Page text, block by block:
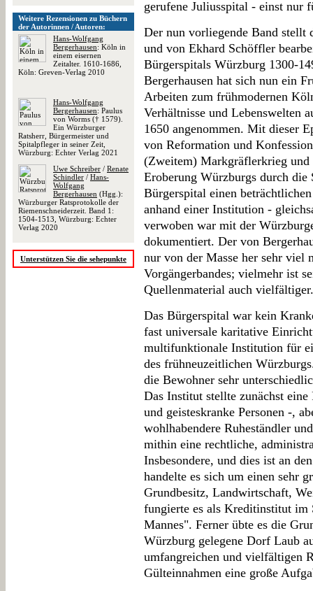
Weitere Rezensionen zu Büchern
der Autorinnen / Autoren:
Hans-Wolfgang
Bergerhausen: Köln in
einem eisernen
Zeitalter. 1610-1686,
Köln: Greven-Verlag 2010
Hans-Wolfgang
Bergerhausen: Paulus
von Worms († 1579).
Ein Würzburger
Ratsherr, Bürgermeister und
Spitalpfleger in seiner Zeit,
Würzburg: Echter Verlag 2021
Uwe Schreiber / Renate
Schindler / Hans-
Wolfgang
Bergerhausen (Hgg.):
Würzburger Ratsprotokolle der
Riemenschneiderzeit. Band 1:
1504-1513, Würzburg: Echter
Verlag 2020
Unterstützen Sie die sehepunkte
gerufene Juliusspital - einst nur
Der nun vorliegende Band stellt
und von Ekhard Schöffler
Bürgerspitals Würzburg 1300-
Bergerhausen hat sich nun ein
Arbeiten zum frühmodernen
Verhältnisse und Lebenswelten
1650 angenommen. Mit dieser
von Reformation und
(Zweitem) Markgräflerkrieg
Eroberung Würzburgs durch
Bürgerspital einen
anhand einer Institution -
verwoben war mit der
dokumentiert. Der von
nur von der Masse her sehr viel
Vorgängerbandes; vielmehr ist
Quellenmaterial auch vielfältiger.
Das Bürgerspital war kein
fast universale karitative
multifunktionale Institution für
des frühneuzeitlichen
die Bewohner sehr
Das Institut stellte zunächst
und geisteskranke Personen -,
wohlhabendere Ruheständler
mithin eine rechtliche,
Insbesondere, und dies ist an
handelte es sich um einen sehr
Grundbesitz, Landwirtschaft,
fungierte es als Kreditinstitut im
Mannes". Ferner übte es die
Würzburg gelegene Dorf Laub
umfangreichen und vielfältigen
Gülteinnahmen eine große